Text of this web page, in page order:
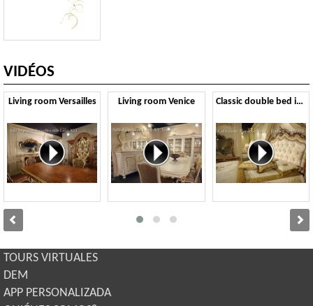
VIDÉOS
Living room Versailles Living room Venice Classic double bed in Baroque style
TOURS VIRTUALES
DEM
APP PERSONALIZADA